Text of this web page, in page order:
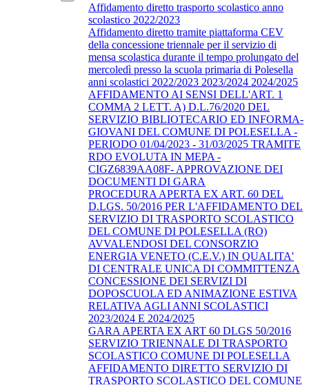
Affidamento diretto trasporto scolastico anno
scolastico 2022/2023
Affidamento diretto tramite piattaforma CEV
della concessione triennale per il servizio di
mensa scolastica durante il tempo prolungato del
mercoledì presso la scuola primaria di Polesella
anni scolastici 2022/2023 2023/2024 2024/2025
AFFIDAMENTO AI SENSI DELL'ART. 1
COMMA 2 LETT. A) D.L.76/2020 DEL
SERVIZIO BIBLIOTECARIO ED INFORMA-
GIOVANI DEL COMUNE DI POLESELLA -
PERIODO 01/04/2023 - 31/03/2025 TRAMITE
RDO EVOLUTA IN MEPA -
CIGZ6839AA08F- APPROVAZIONE DEI
DOCUMENTI DI GARA
PROCEDURA APERTA EX ART. 60 DEL
D.LGS. 50/2016 PER L'AFFIDAMENTO DEL
SERVIZIO DI TRASPORTO SCOLASTICO
DEL COMUNE DI POLESELLA (RO)
AVVALENDOSI DEL CONSORZIO
ENERGIA VENETO (C.E.V.) IN QUALITA'
DI CENTRALE UNICA DI COMMITTENZA
CONCESSIONE DEI SERVIZI DI
DOPOSCUOLA ED ANIMAZIONE ESTIVA
RELATIVA AGLI ANNI SCOLASTICI
2023/2024 E 2024/2025
GARA APERTA EX ART 60 DLGS 50/2016
SERVIZIO TRIENNALE DI TRASPORTO
SCOLASTICO COMUNE DI POLESELLA
AFFIDAMENTO DIRETTO SERVIZIO DI
TRASPORTO SCOLASTICO DEL COMUNE